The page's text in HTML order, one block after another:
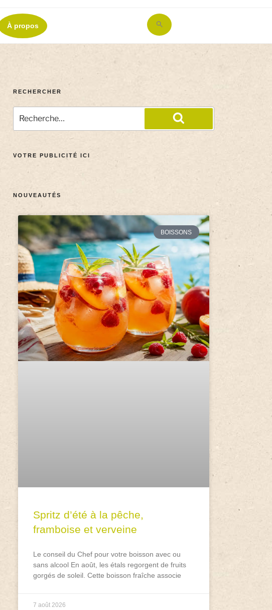
À propos
Search
for:
RECHERCHER
VOTRE PUBLICITÉ ICI
NOUVEAUTÉS
BOISSONS
Spritz d’été à la pêche,
framboise et verveine
Le conseil du Chef pour votre boisson avec ou
sans alcool En août, les étals regorgent de fruits
gorgés de soleil. Cette boisson fraîche associe
7 août 2026